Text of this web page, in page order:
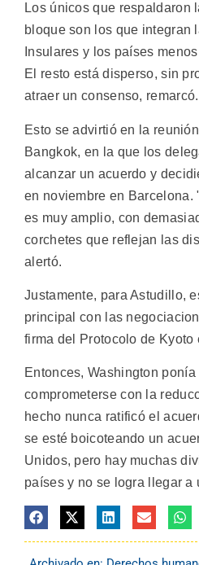
Los únicos que respaldaron
bloque son los que integran
Insulares y los países
El resto está disperso, sin
atraer un consenso, remarcó.
Esto se advirtió en la
Bangkok, en la que los
alcanzar un acuerdo y
en noviembre en Barcelona.
es muy amplio, con
corchetes que reflejan las
alertó.
Justamente, para Astudillo,
principal con las
firma del Protocolo de Kyoto
Entonces, Washington
comprometerse con la
hecho nunca ratificó el
se esté boicoteando un
Unidos, pero hay muchas
países y no se logra llegar a